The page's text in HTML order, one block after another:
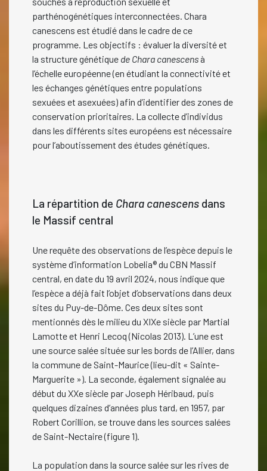
parthénogénétiques interconnectées. Chara
canescens est étudié dans le cadre de ce
programme. Les objectifs : évaluer la diversité et
la structure génétique de Chara canescens à
l’échelle européenne (en étudiant la connectivité et
les échanges génétiques entre populations
sexuées et asexuées) afin d’identifier des zones de
conservation prioritaires. La collecte d’individus
dans les différents sites européens est nécessaire
pour l’aboutissement des études génétiques.
La répartition de Chara canescens dans
le Massif central
Une requête des observations de l’espèce depuis le
système d’information Lobelia® du CBN Massif
central, en date du 19 avril 2024, nous indique que
l’espèce a déjà fait l’objet d’observations dans deux
sites du Puy-de-Dôme. Ces deux sites sont
mentionnés dès le milieu du XIXe siècle par Martial
Lamotte et Henri Lecoq (Nicolas 2013). L’une est
une source salée située sur les bords de l’Allier, dans
la commune de Saint-Maurice (lieu-dit « Sainte-
Marguerite »). La seconde, également signalée au
début du XXe siècle par Joseph Héribaud, puis
quelques dizaines d’années plus tard, en 1957, par
Robert Corillion, se trouve dans les sources salées
de Saint-Nectaire (figure 1).
La population dans la source salée sur les rives de